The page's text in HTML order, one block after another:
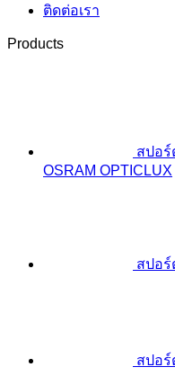
ติดต่อเรา
Products
สปอร์
OSRAM OPTICLUX
สปอร์
สปอร์